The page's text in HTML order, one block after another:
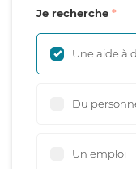
Je recherche
Une aide à
Du
Un emploi